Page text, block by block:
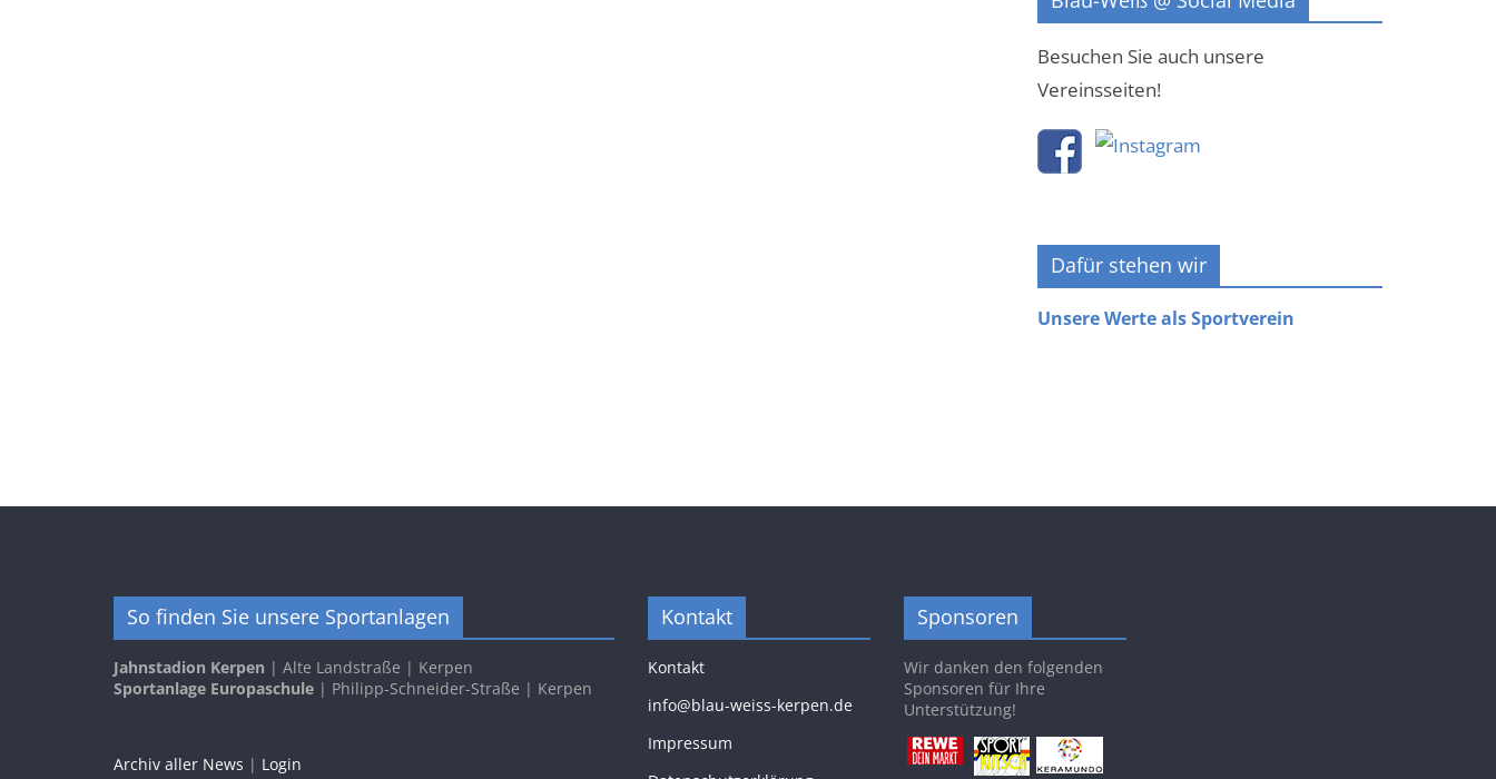
Besuchen Sie auch unsere
Vereinsseiten!
Dafür stehen wir
Unsere Werte als Sportverein
So finden Sie unsere Sportanlagen
Jahnstadion Kerpen | Alte Landstraße | Kerpen
Sportanlage Europaschule | Philipp-Schneider-Straße | Kerpen
Archiv aller News | Login
Kontakt
Kontakt
info@blau-weiss-kerpen.de
Impressum
Sponsoren
Wir danken den folgenden
Sponsoren für Ihre
Unterstützung!